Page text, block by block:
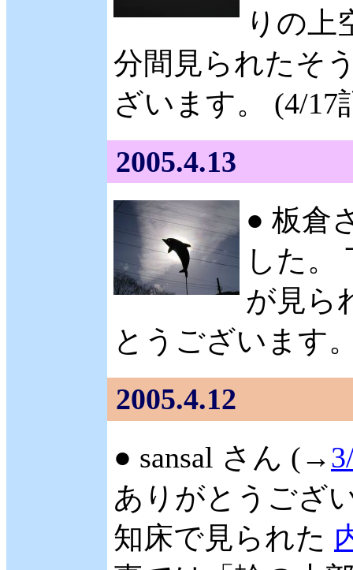
りの上
分間見られたそ
ざいます。 (4/17
2005.4.13
● 板倉
した。
が見ら
とうございます
2005.4.12
● sansal さん (→
ありがとうござ
知床で見られた